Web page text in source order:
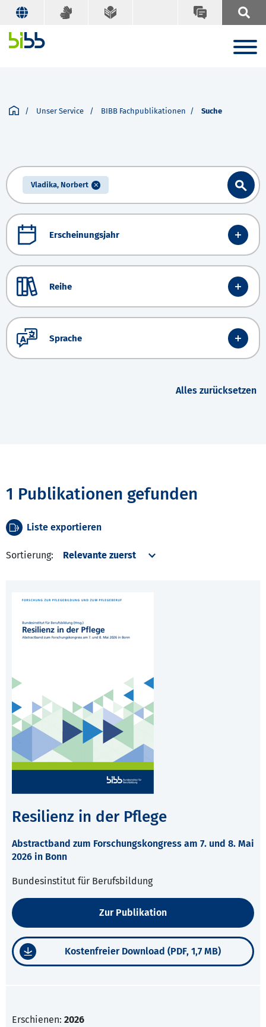
Unser Service BIBB Fachpublikationen Suche
Vladika, Norbert
Erscheinungsjahr
Reihe
Sprache
Alles zurücksetzen
1 Publikationen gefunden
Liste exportieren
Sortierung:
Resilienz in der Pflege
Abstractband zum Forschungskongress am 7. und 8. Mai
2026 in Bonn
Bundesinstitut für Berufsbildung
Zur Publikation
Kostenfreier Download (PDF, 1,7 MB)
Erschienen: 2026